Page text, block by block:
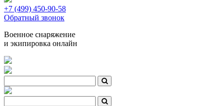
+7 (499) 450-90-58
Обратный звонок
Военное снаряжение
и экипировка онлайн